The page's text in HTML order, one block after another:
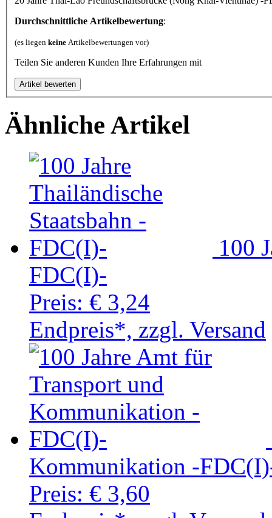
Durchschnittliche Artikelbewertung:
(es liegen keine Artikelbewertungen vor)
Teilen Sie anderen Kunden Ihre Erfahrungen mit
Ähnliche Artikel
100
FDC(I)-
Preis: € 3,24
Endpreis*, zzgl. Versand
Kommunikation -
Preis: € 3,60